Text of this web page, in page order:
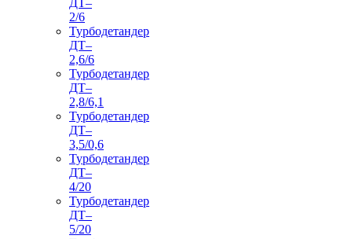
ДТ–
2/6
Турбодетандер
ДТ–
2,6/6
Турбодетандер
ДТ–
2,8/6,1
Турбодетандер
ДТ–
3,5/0,6
Турбодетандер
ДТ–
4/20
Турбодетандер
ДТ–
5/20